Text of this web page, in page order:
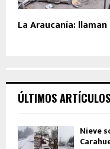
La Araucanía:
ÚLTIMOS ARTÍCULOS
Nieve